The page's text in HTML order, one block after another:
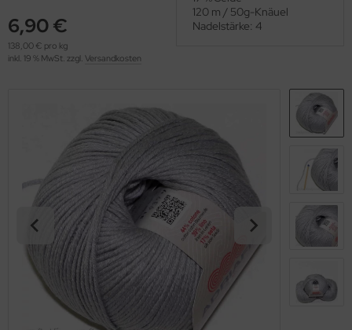
6,90 €
138,00 € pro kg
inkl. 19 % MwSt. zzgl. Versandkosten
120 m / 50g-Knäuel
Nadelstärke: 4